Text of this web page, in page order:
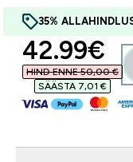
35%
42.99€‎
HIND ENNE 50,00 €‎
SÄÄSTA 7,01 €‎